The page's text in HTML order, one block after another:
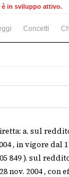
in sviluppo attivo.
Concetti
a. sul
, in vigore dal
849 ). sul
2004 , con